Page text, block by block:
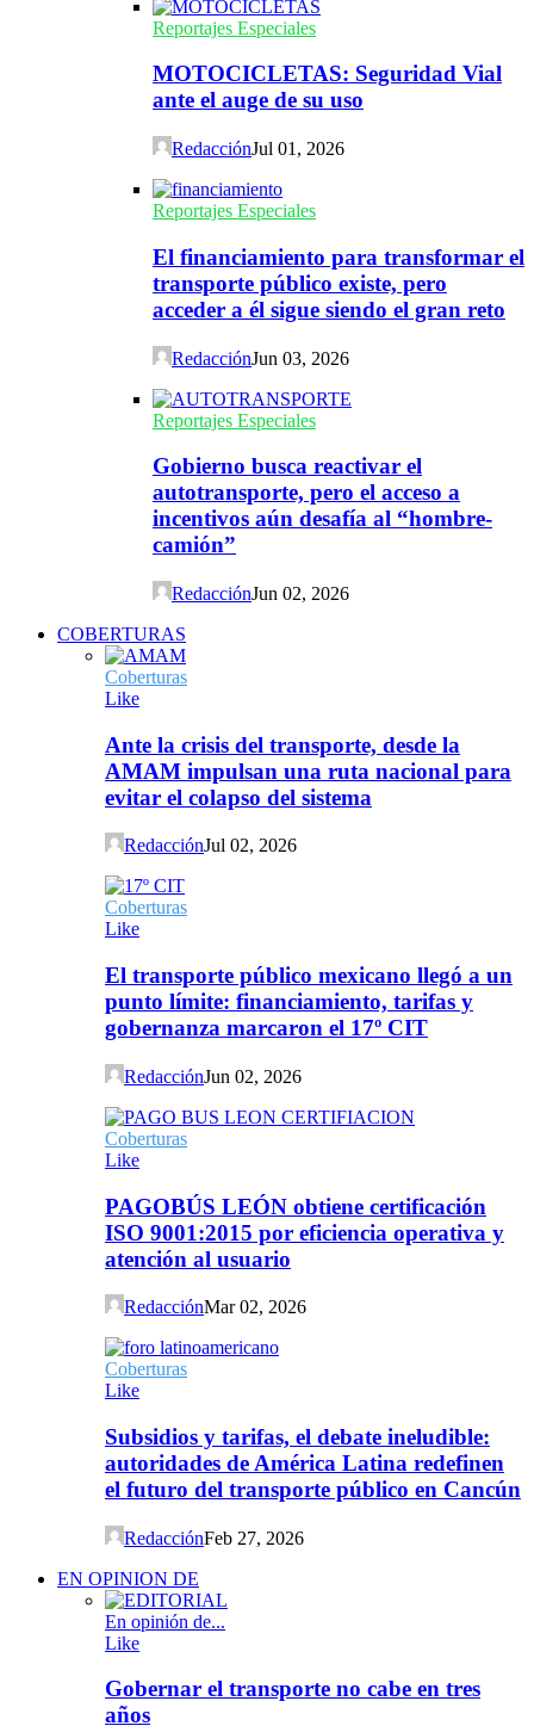
Reportajes Especiales
MOTOCICLETAS: Seguridad Vial
ante el auge de su uso
RedacciónJul 01, 2026
Reportajes Especiales
El financiamiento para transformar el
transporte público existe, pero
acceder a él sigue siendo el gran reto
RedacciónJun 03, 2026
Reportajes Especiales
Gobierno busca reactivar el
autotransporte, pero el acceso a
incentivos aún desafía al “hombre-
camión”
RedacciónJun 02, 2026
COBERTURAS
Coberturas
Like
Ante la crisis del transporte, desde la
AMAM impulsan una ruta nacional para
evitar el colapso del sistema
RedacciónJul 02, 2026
Coberturas
Like
El transporte público mexicano llegó a un
punto límite: financiamiento, tarifas y
gobernanza marcaron el 17º CIT
RedacciónJun 02, 2026
Coberturas
Like
PAGOBÚS LEÓN obtiene certificación
ISO 9001:2015 por eficiencia operativa y
atención al usuario
RedacciónMar 02, 2026
Coberturas
Like
Subsidios y tarifas, el debate ineludible:
autoridades de América Latina redefinen
el futuro del transporte público en Cancún
RedacciónFeb 27, 2026
EN OPINION DE
En opinión de...
Like
Gobernar el transporte no cabe en tres
años